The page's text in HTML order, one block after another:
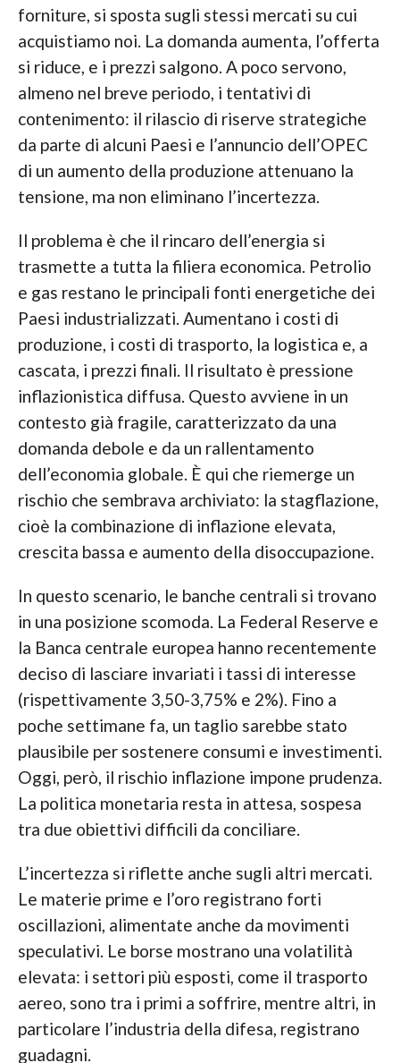
forniture, si sposta sugli stessi mercati su cui
acquistiamo noi. La domanda aumenta, l’offerta
si riduce, e i prezzi salgono. A poco servono,
almeno nel breve periodo, i tentativi di
contenimento: il rilascio di riserve strategiche
da parte di alcuni Paesi e l’annuncio dell’OPEC
di un aumento della produzione attenuano la
tensione, ma non eliminano l’incertezza.
Il problema è che il rincaro dell’energia si
trasmette a tutta la filiera economica. Petrolio
e gas restano le principali fonti energetiche dei
Paesi industrializzati. Aumentano i costi di
produzione, i costi di trasporto, la logistica e, a
cascata, i prezzi finali. Il risultato è pressione
inflazionistica diffusa. Questo avviene in un
contesto già fragile, caratterizzato da una
domanda debole e da un rallentamento
dell’economia globale. È qui che riemerge un
rischio che sembrava archiviato: la stagflazione,
cioè la combinazione di inflazione elevata,
crescita bassa e aumento della disoccupazione.
In questo scenario, le banche centrali si trovano
in una posizione scomoda. La Federal Reserve e
la Banca centrale europea hanno recentemente
deciso di lasciare invariati i tassi di interesse
(rispettivamente 3,50-3,75% e 2%). Fino a
poche settimane fa, un taglio sarebbe stato
plausibile per sostenere consumi e investimenti.
Oggi, però, il rischio inflazione impone prudenza.
La politica monetaria resta in attesa, sospesa
tra due obiettivi difficili da conciliare.
L’incertezza si riflette anche sugli altri mercati.
Le materie prime e l’oro registrano forti
oscillazioni, alimentate anche da movimenti
speculativi. Le borse mostrano una volatilità
elevata: i settori più esposti, come il trasporto
aereo, sono tra i primi a soffrire, mentre altri, in
particolare l’industria della difesa, registrano
guadagni.